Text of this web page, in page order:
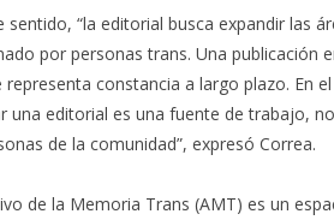
sentido, “la editorial busca expandir las
por personas trans. Una publicación
representa constancia a largo plazo. En
una editorial es una fuente de trabajo,
de la comunidad”, expresó Correa.
de la Memoria Trans (AMT) es un